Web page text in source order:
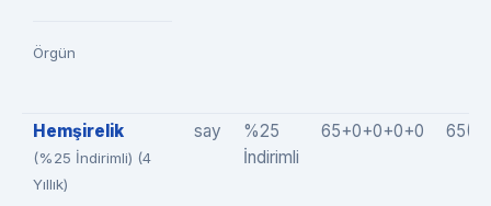
Örgün
Hemşirelik
(%25 İndirimli) (4
Yıllık)
say
%25
İndirimli
65+0+0+0+0